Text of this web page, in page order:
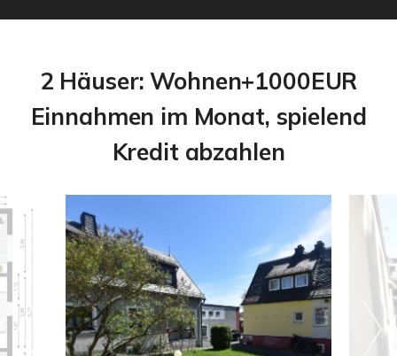
2 Häuser: Wohnen+1000EUR
Einnahmen im Monat, spielend
Kredit abzahlen